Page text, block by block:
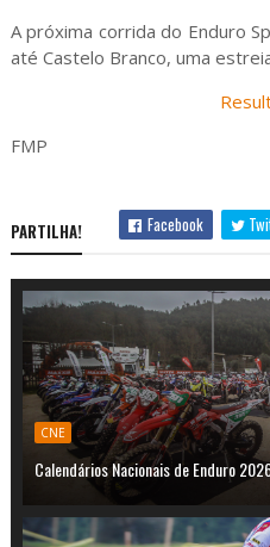
A próxima corrida do Enduro
até Castelo Branco, uma
FMP
PARTILHA! Facebook
CNE
Calendários Nacionais de Enduro